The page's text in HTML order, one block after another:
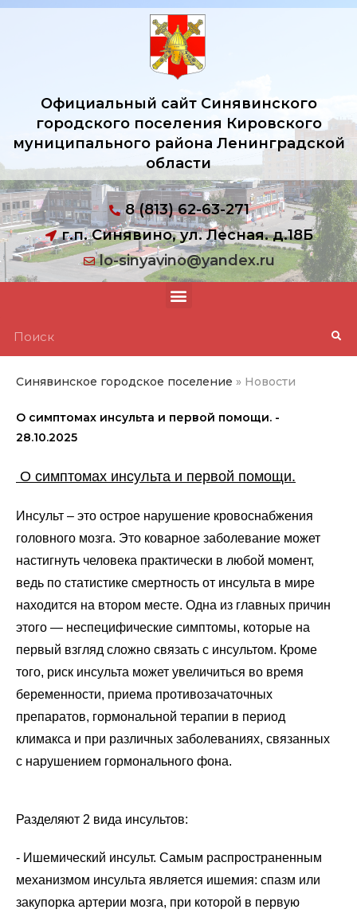
Официальный сайт Синявинского
городского поселения Кировского
муниципального района Ленинградской
области
8 (813) 62-63-271
г.п. Синявино, ул. Лесная. д.18Б
lo-sinyavino@yandex.ru
Синявинское городское поселение » Новости
О симптомах инсульта и первой помощи. -
28.10.2025
О симптомах инсульта и первой помощи.
Инсульт – это острое нарушение кровоснабжения
головного мозга. Это коварное заболевание может
настигнуть человека практически в любой момент,
ведь по статистике смертность от инсульта в мире
находится на втором месте. Одна из главных причин
этого — неспецифические симптомы, которые на
первый взгляд сложно связать с инсультом. Кроме
того, риск инсульта может увеличиться во время
беременности, приема противозачаточных
препаратов, гормональной терапии в период
климакса и при различных заболеваниях, связанных
с нарушением гормонального фона.
Разделяют 2 вида инсультов:
- Ишемический инсульт. Самым распространенным
механизмом инсульта является ишемия: спазм или
закупорка артерии мозга, при которой в первую